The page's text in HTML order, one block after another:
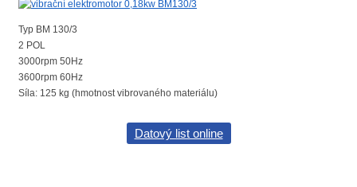
Typ BM 130/3
2 POL
3000rpm 50Hz
3600rpm 60Hz
Síla: 125 kg (hmotnost vibrovaného materiálu)
Datový list online